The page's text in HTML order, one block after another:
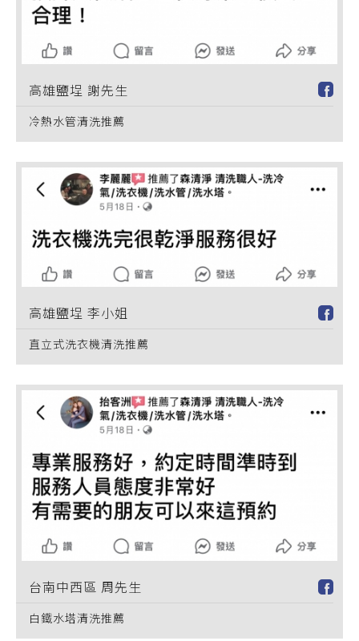
高雄鹽埕 謝先生
冷熱水管清洗推薦
高雄鹽埕 李小姐
直立式洗衣機清洗推薦
台南中西區 周先生
白鐵水塔清洗推薦